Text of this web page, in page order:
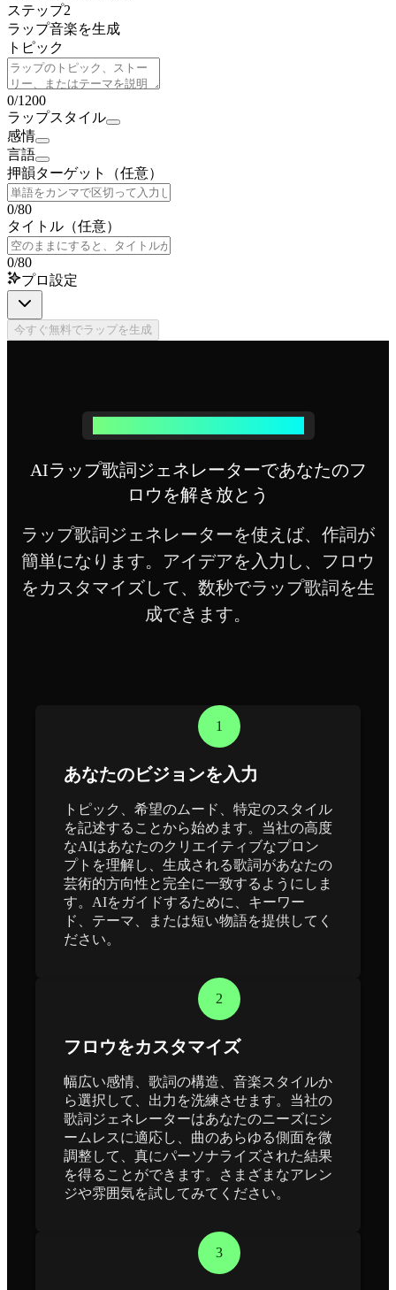
ステップ2
ラップ音楽を生成
トピック
0/1200
ラップスタイル
感情
言語
押韻ターゲット（任意）
0/80
タイトル（任意）
0/80
プロ設定
今すぐ無料でラップを生成
AIラップ歌詞ジェネレーターであなたのフ
ロウを解き放とう
ラップ歌詞ジェネレーターを使えば、作詞が
簡単になります。アイデアを入力し、フロウ
をカスタマイズして、数秒でラップ歌詞を生
成できます。
1
あなたのビジョンを入力
トピック、希望のムード、特定のスタイル
を記述することから始めます。当社の高度
なAIはあなたのクリエイティブなプロン
プトを理解し、生成される歌詞があなたの
芸術的方向性と完全に一致するようにしま
す。AIをガイドするために、キーワー
ド、テーマ、または短い物語を提供してく
ださい。
2
フロウをカスタマイズ
幅広い感情、歌詞の構造、音楽スタイルか
ら選択して、出力を洗練させます。当社の
歌詞ジェネレーターはあなたのニーズにシ
ームレスに適応し、曲のあらゆる側面を微
調整して、真にパーソナライズされた結果
を得ることができます。さまざまなアレン
ジや雰囲気を試してみてください。
3